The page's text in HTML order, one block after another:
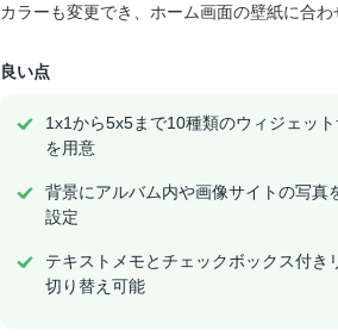
カラーも変更でき、ホーム画面の壁紙に合
良い点
1x1から5x5まで10種類のウィジェッ
を用意
背景にアルバム内や画像サイトの写真
設定
テキストメモとチェックボックス付き
切り替え可能